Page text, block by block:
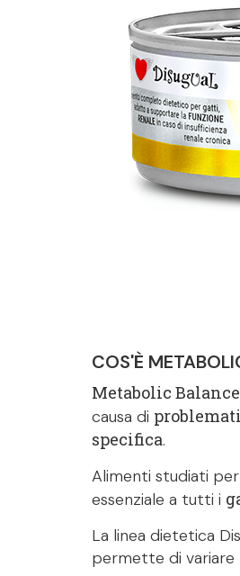
COS'È
Metabolic Balance
causa di
specifica.
Alimenti studiati
essenziale a tutti i
La linea dietetica
permette di variare